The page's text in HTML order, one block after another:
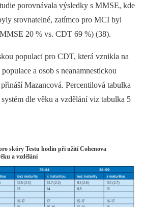
porovnávala výsledky s MMSE, kde
srovnatelné, zatímco pro MCI byl
20 % vs. CDT 69 %) (38).
populaci pro CDT, která vznikla na
a osob s neanamnestickou
Mazancová. Percentilová tabulka
dle věku a vzdělání viz tabulka 5
skóry Testu hodin při užití Cohenova
a vzdělání